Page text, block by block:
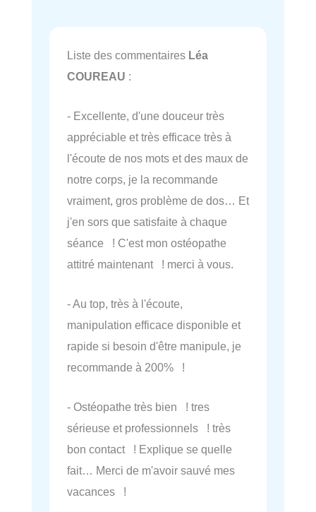
Liste des commentaires Léa
COUREAU :
- Excellente, d'une douceur très
appréciable et très efficace très à
l'écoute de nos mots et des maux de
notre corps, je la recommande
vraiment, gros problème de dos… Et
j'en sors que satisfaite à chaque
séance ! C'est mon ostéopathe
attitré maintenant ! merci à vous.
- Au top, très à l'écoute,
manipulation efficace disponible et
rapide si besoin d'être manipule, je
recommande à 200% !
- Ostéopathe très bien ! tres
sérieuse et professionnels ! très
bon contact ! Explique se quelle
fait… Merci de m'avoir sauvé mes
vacances !